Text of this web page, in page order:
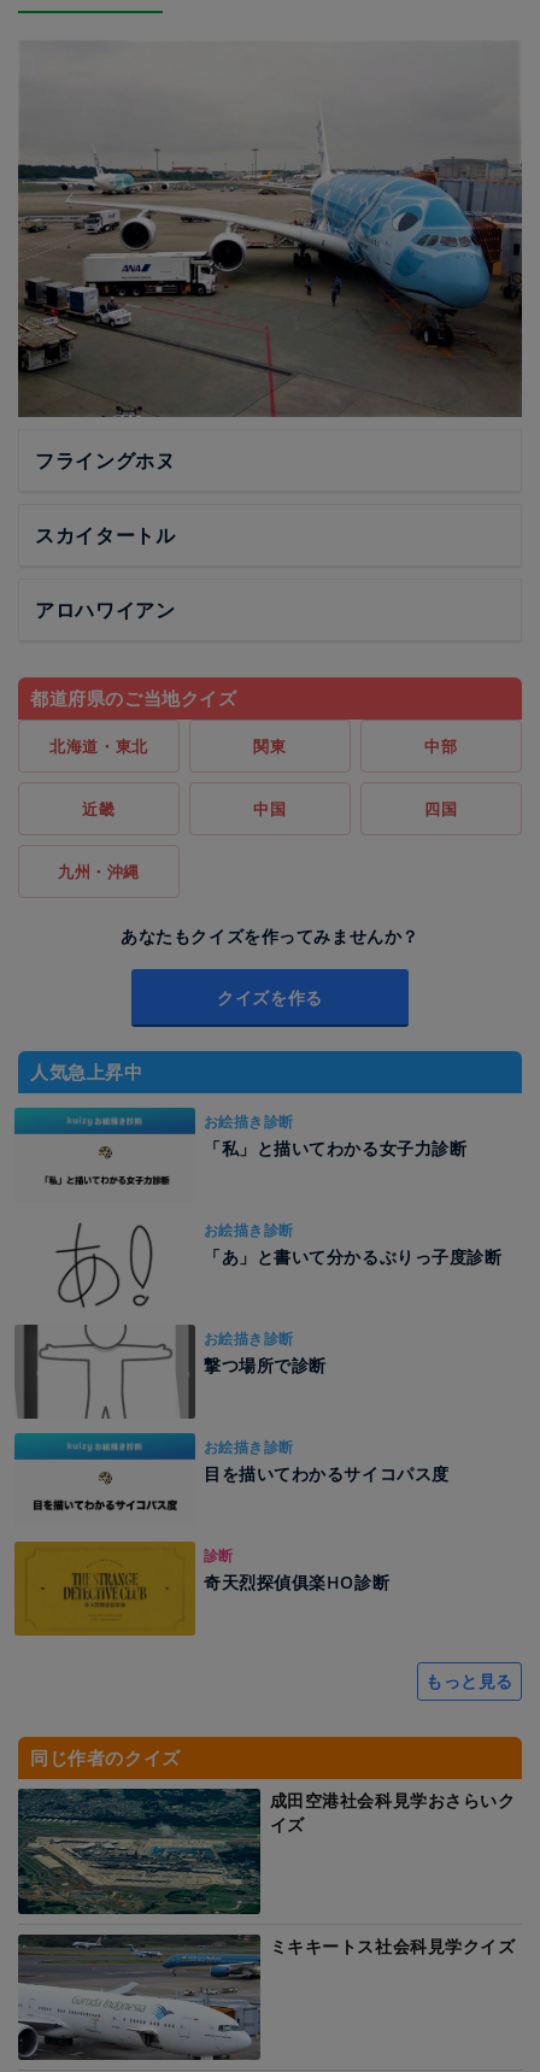
フライングホヌ
スカイタートル
アロハワイアン
都道府県のご当地クイズ
北海道・東北 関東 中部
近畿 中国 四国
九州・沖縄
あなたもクイズを作ってみませんか？
クイズを作る
人気急上昇中
お絵描き診断
「私」と描いてわかる女子力診断
お絵描き診断
「あ」と書いて分かるぶりっ子度診断
お絵描き診断
撃つ場所で診断
お絵描き診断
目を描いてわかるサイコパス度
診断
奇天烈探偵俱楽HO診断
もっと見る
同じ作者のクイズ
成田空港社会科見学おさらいク
イズ
ミキキートス社会科見学クイズ